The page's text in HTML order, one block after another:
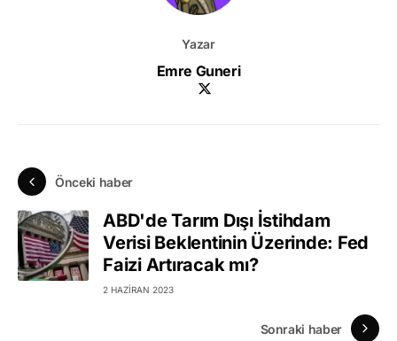
Yazar
Emre Guneri
Önceki haber
ABD'de Tarım Dışı İstihdam
Verisi Beklentinin Üzerinde: Fed
Faizi Artıracak mı?
2 HAZIRAN 2023
Sonraki haber